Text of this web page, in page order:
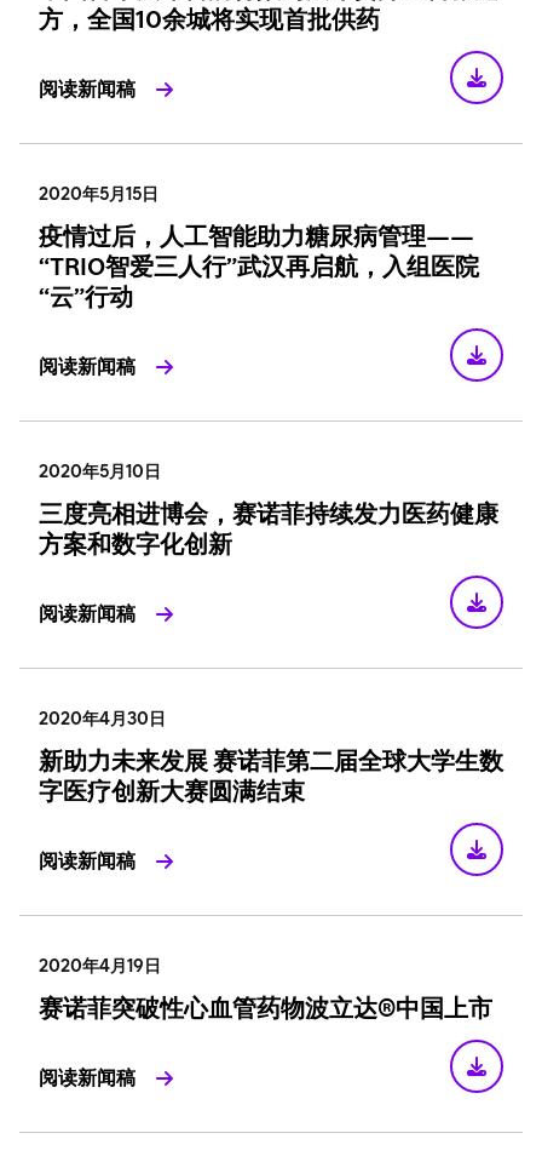
方，全国10余城将实现首批供药
阅读新闻稿
2020年5月15日
疫情过后，人工智能助力糖尿病管理——
“TRIO智爱三人行”武汉再启航，入组医院
“云”行动
阅读新闻稿
2020年5月10日
三度亮相进博会，赛诺菲持续发力医药健康
方案和数字化创新
阅读新闻稿
2020年4月30日
新助力未来发展 赛诺菲第二届全球大学生数
字医疗创新大赛圆满结束
阅读新闻稿
2020年4月19日
赛诺菲突破性心血管药物波立达®中国上市
阅读新闻稿